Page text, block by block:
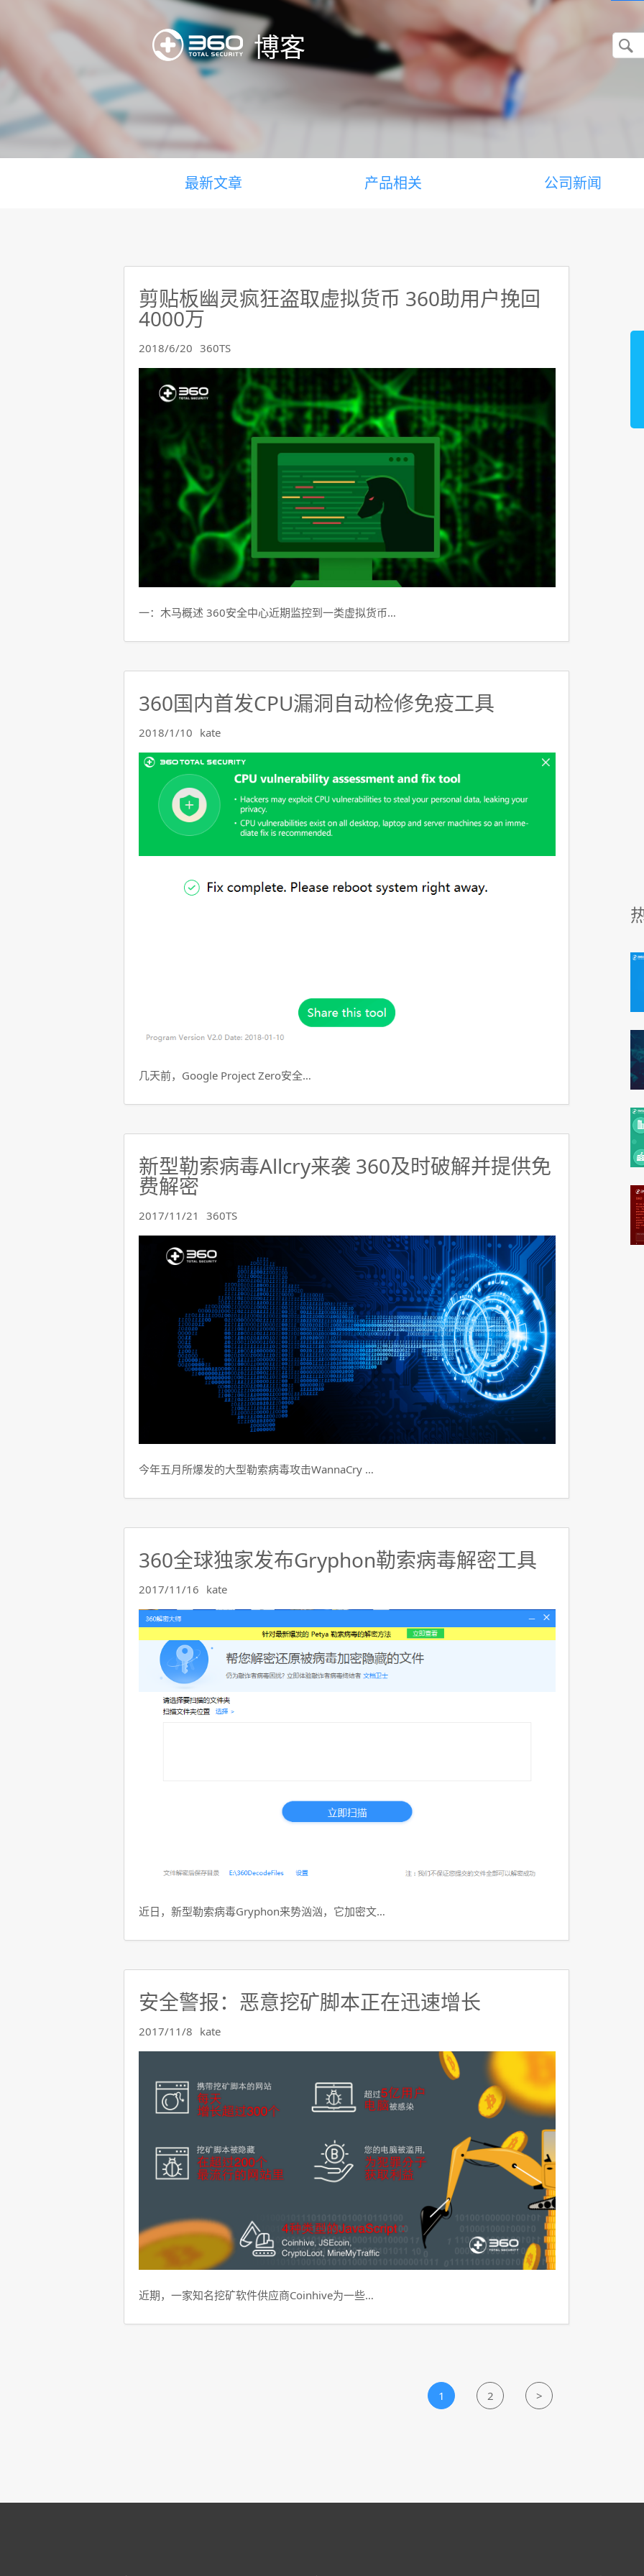
博客
最新文章 产品相关 公司新闻
剪贴板幽灵疯狂盗取虚拟货币 360助用户挽回
4000万
2018/6/20 360TS
一：木马概述 360安全中心近期监控到一类虚拟货币…
360国内首发CPU漏洞自动检修免疫工具
2018/1/10 kate
几天前，Google Project Zero安全…
新型勒索病毒Allcry来袭 360及时破解并提供免
费解密
2017/11/21 360TS
今年五月所爆发的大型勒索病毒攻击WannaCry …
360全球独家发布Gryphon勒索病毒解密工具
2017/11/16 kate
近日，新型勒索病毒Gryphon来势汹汹，它加密文…
安全警报：恶意挖矿脚本正在迅速增长
2017/11/8 kate
近期，一家知名挖矿软件供应商Coinhive为一些…
1 2 >